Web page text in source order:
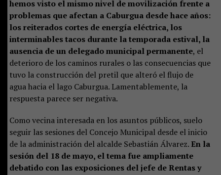
hemos visto el mismo nivel de movilización frente a
problemas que afectan a Caburgua desde hace años:
los reiterados cortes de energía eléctrica, los
interminables tacos durante la temporada estival, la
ausencia de un delegado municipal permanente, el
deterioro de los caminos rurales o las consecuencias que
tuvo la construcción del pretil que alteró el flujo de
agua hacia el lago Caburgua. Lamentablemente, la
respuesta parece ser negativa.
Como vecina interesada en los asuntos públicos, suelo
seguir las sesiones del Concejo Municipal desde el inicio
de la administración del alcalde Sebastián Álvarez. En la
sesión del 18 de mayo, el tema fue ampliamente
debatido con las exposiciones del jefe de Rentas y